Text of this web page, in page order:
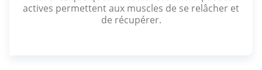
actives permettent aux muscles de se relâcher et
de récupérer.